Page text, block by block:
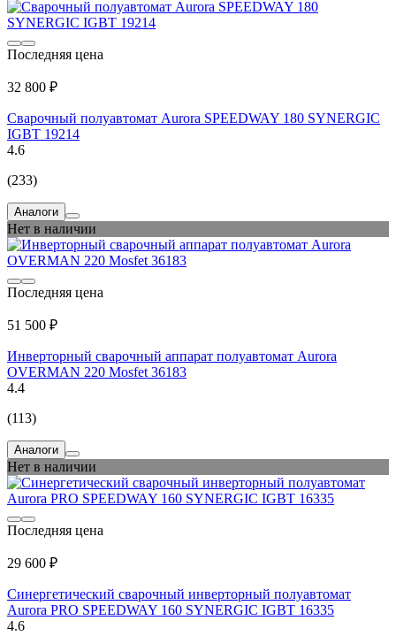
Последняя цена
32 800 ₽
Сварочный полуавтомат Aurora SPEEDWAY 180 SYNERGIC
IGBT 19214
4.6
(233)
Аналоги
Нет в наличии
Последняя цена
51 500 ₽
Инверторный сварочный аппарат полуавтомат Aurora
OVERMAN 220 Mosfet 36183
4.4
(113)
Аналоги
Нет в наличии
Последняя цена
29 600 ₽
Синергетический сварочный инверторный полуавтомат
Aurora PRO SPEEDWAY 160 SYNERGIC IGBT 16335
4.6